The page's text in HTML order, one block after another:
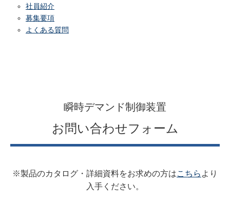
社員紹介
募集要項
よくある質問
瞬時デマンド制御装置
お問い合わせフォーム
※製品のカタログ・詳細資料をお求めの方はこちら より
入手ください。